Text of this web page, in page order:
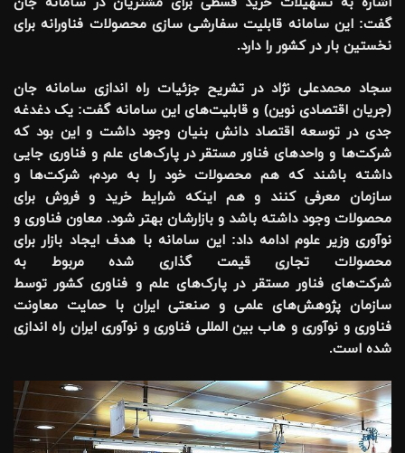
گفت: این سامانه قابلیت سفارشی سازی محصولات فناورانه برای
نخستین بار در کشور را دارد.
سجاد محمدعلی نژاد در تشریح جزئیات راه اندازی سامانه جان
(جریان اقتصادی نوین) و قابلیت‌های این سامانه گفت: یک دغدغه
جدی در توسعه اقتصاد دانش بنیان وجود داشت و این بود که
شرکت‌ها و واحدهای فناور مستقر در پارک‌های علم و فناوری جایی
داشته باشند که هم محصولات خود را به مردم، شرکت‌ها و
سازمان معرفی کنند و هم اینکه شرایط خرید و فروش برای
محصولات وجود داشته باشد و بازارشان بهتر شود. معاون فناوری و
نوآوری وزیر علوم ادامه داد: این سامانه با هدف ایجاد بازار برای
محصولات تجاری قیمت گذاری شده مربوط به
شرکت‌های فناور مستقر در پارک‌های علم و فناوری کشور توسط
سازمان پژوهش‌های علمی و صنعتی ایران با حمایت معاونت
فناوری و نوآوری و هاب بین المللی فناوری و نوآوری ایران راه اندازی
شده است.